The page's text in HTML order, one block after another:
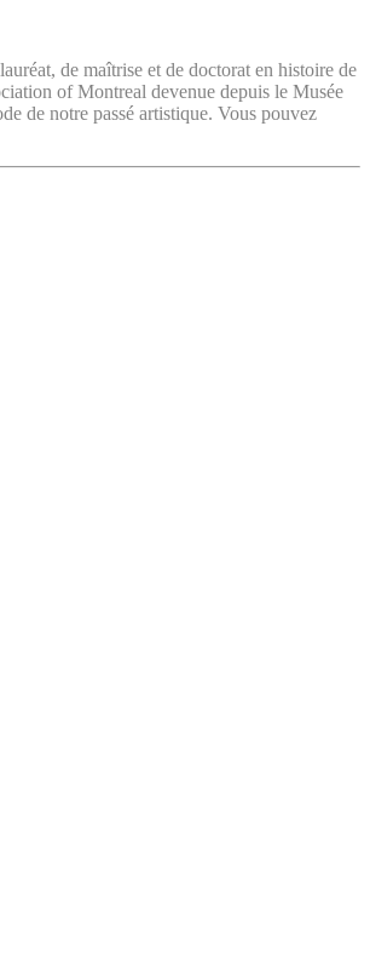
de maîtrise et de doctorat en histoire de
of Montreal devenue depuis le Musée
de notre passé artistique. Vous pouvez